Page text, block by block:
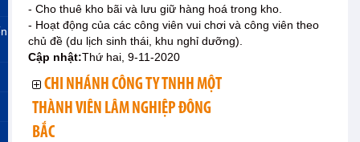
- Cho thuê kho bãi và lưu giữ hàng hoá trong kho.
- Hoạt động của các công viên vui chơi và công viên theo
chủ đề (du lịch sinh thái, khu nghỉ dưỡng).
Cập nhật:Thứ hai, 9-11-2020
CHI NHÁNH CÔNG TY TNHH MỘT
THÀNH VIÊN LÂM NGHIỆP ĐÔNG
BẮC